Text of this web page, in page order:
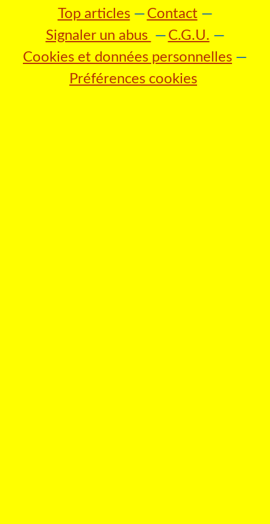
Top articles
Contact
Signaler un abus
C.G.U.
Cookies et données personnelles
Préférences cookies